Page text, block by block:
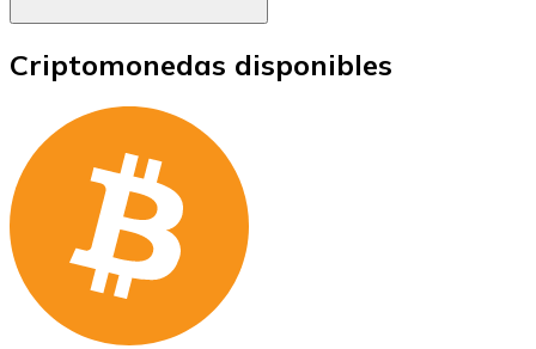
Criptomonedas disponibles